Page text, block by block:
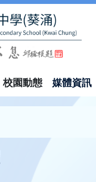
校園動態 媒體資訊